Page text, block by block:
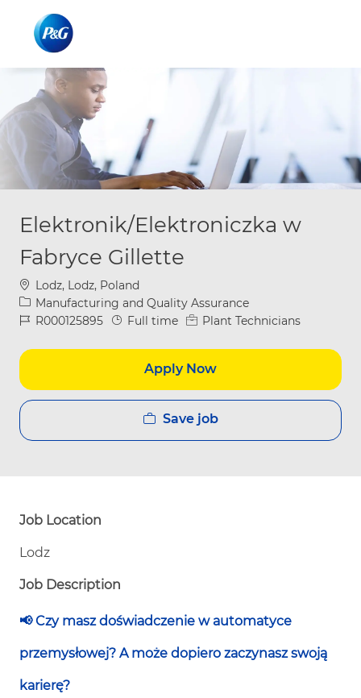
Elektronik/Elektroniczka w
Fabryce Gillette
Location
Lodz, Lodz, Poland
Category
Manufacturing and Quality Assurance
Job IdR000125895 Job Type
Full time Plant Technicians
Apply Now
Save job
Job Location
Lodz
Job Description
📢 Czy masz doświadczenie w automatyce
przemysłowej? A może dopiero zaczynasz swoją
karierę?